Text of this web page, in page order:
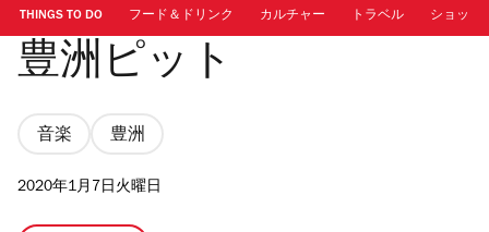
THINGS TO DO フード＆ドリンク カルチャー トラベル ショッピ
豊洲ピット
音楽 豊洲
2020年1月7日火曜日